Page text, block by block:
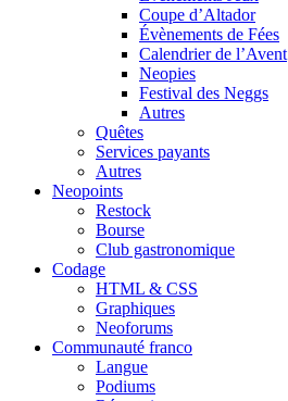
Coupe d’Altador
Évènements de Fées
Calendrier de l’Avent
Neopies
Festival des Neggs
Autres
Quêtes
Services payants
Autres
Neopoints
Restock
Bourse
Club gastronomique
Codage
HTML & CSS
Graphiques
Neoforums
Communauté franco
Langue
Podiums